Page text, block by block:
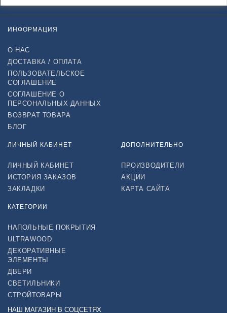
ИНФОРМАЦИЯ
О НАС
ДОСТАВКА / ОПЛАТА
ПОЛЬЗОВАТЕЛЬСКОЕ
СОГЛАШЕНИЕ
СОГЛАШЕНИЕ О
ПЕРСОНАЛЬНЫХ ДАННЫХ
ВОЗВРАТ ТОВАРА
БЛОГ
ЛИЧНЫЙ КАБИНЕТ
ЛИЧНЫЙ КАБИНЕТ
ИСТОРИЯ ЗАКАЗОВ
ЗАКЛАДКИ
ДОПОЛНИТЕЛЬНО
ПРОИЗВОДИТЕЛИ
АКЦИИ
КАРТА САЙТА
КАТЕГОРИИ
НАПОЛЬНЫЕ ПОКРЫТИЯ
ULTRAWOOD
ДЕКОРАТИВНЫЕ
ЭЛЕМЕНТЫ
ДВЕРИ
СВЕТИЛЬНИКИ
СТРОЙТОВАРЫ
НАШ МАГАЗИН В СОЦСЕТЯХ